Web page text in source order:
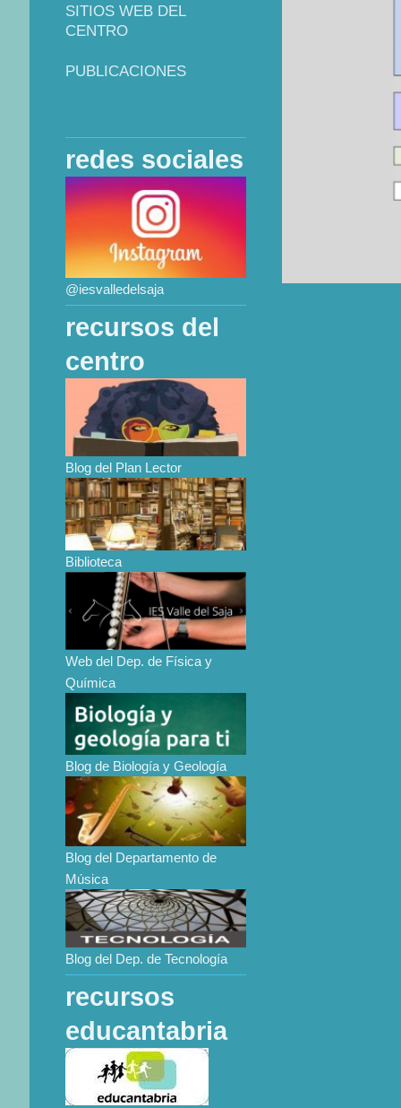
SITIOS WEB DEL
CENTRO
PUBLICACIONES
redes sociales
@iesvalledelsaja
recursos del
centro
Blog del Plan Lector
Biblioteca
Web del Dep. de Física y
Química
Blog de Biología y Geología
Blog del Departamento de
Música
Blog del Dep. de Tecnología
recursos
educantabria